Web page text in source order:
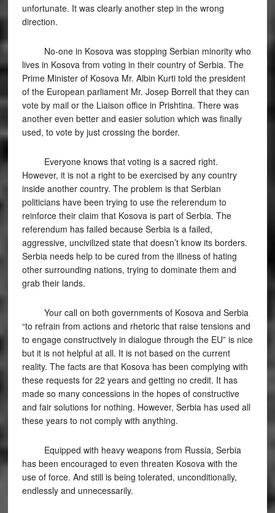
unfortunate. It was clearly another step in the wrong
direction.
No-one in Kosova was stopping Serbian minority who
lives in Kosova from voting in their country of Serbia. The
Prime Minister of Kosova Mr. Albin Kurti told the president
of the European parliament Mr. Josep Borrell that they can
vote by mail or the Liaison office in Prishtina. There was
another even better and easier solution which was finally
used, to vote by just crossing the border.
Everyone knows that voting is a sacred right.
However, it is not a right to be exercised by any country
inside another country. The problem is that Serbian
politicians have been trying to use the referendum to
reinforce their claim that Kosova is part of Serbia. The
referendum has failed because Serbia is a failed,
aggressive, uncivilized state that doesn’t know its borders.
Serbia needs help to be cured from the illness of hating
other surrounding nations, trying to dominate them and
grab their lands.
Your call on both governments of Kosova and Serbia
“to refrain from actions and rhetoric that raise tensions and
to engage constructively in dialogue through the EU” is nice
but it is not helpful at all. It is not based on the current
reality. The facts are that Kosova has been complying with
these requests for 22 years and getting no credit. It has
made so many concessions in the hopes of constructive
and fair solutions for nothing. However, Serbia has used all
these years to not comply with anything.
Equipped with heavy weapons from Russia, Serbia
has been encouraged to even threaten Kosova with the
use of force. And still is being tolerated, unconditionally,
endlessly and unnecessarily.